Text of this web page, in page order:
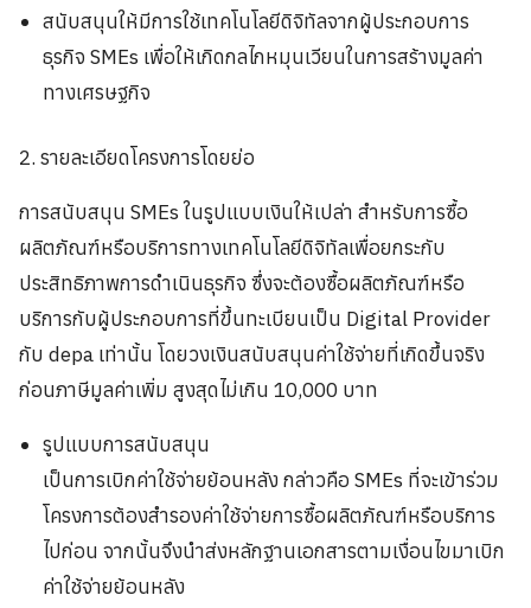
สนับสนุนให้มีการใช้เทคโนโลยีดิจิทัลจากผู้ประกอบการ
ธุรกิจ SMEs เพื่อให้เกิดกลไกหมุนเวียนในการสร้างมูลค่า
ทางเศรษฐกิจ
2. รายละเอียดโครงการโดยย่อ
การสนับสนุน SMEs ในรูปแบบเงินให้เปล่า สำหรับการซื้อ
ผลิตภัณฑ์หรือบริการทางเทคโนโลยีดิจิทัลเพื่อยกระกับ
ประสิทธิภาพการดำเนินธุรกิจ ซึ่งจะต้องซื้อผลิตภัณฑ์หรือ
บริการกับผู้ประกอบการที่ขึ้นทะเบียนเป็น Digital Provider
กับ depa เท่านั้น โดยวงเงินสนับสนุนค่าใช้จ่ายที่เกิดขึ้นจริง
ก่อนภาษีมูลค่าเพิ่ม สูงสุดไม่เกิน 10,000 บาท
รูปแบบการสนับสนุน
เป็นการเบิกค่าใช้จ่ายย้อนหลัง กล่าวคือ SMEs ที่จะเข้าร่วม
โครงการต้องสำรองค่าใช้จ่ายการซื้อผลิตภัณฑ์หรือบริการ
ไปก่อน จากนั้นจึงนำส่งหลักฐานเอกสารตามเงื่อนไขมาเบิก
ค่าใช้จ่ายย้อนหลัง